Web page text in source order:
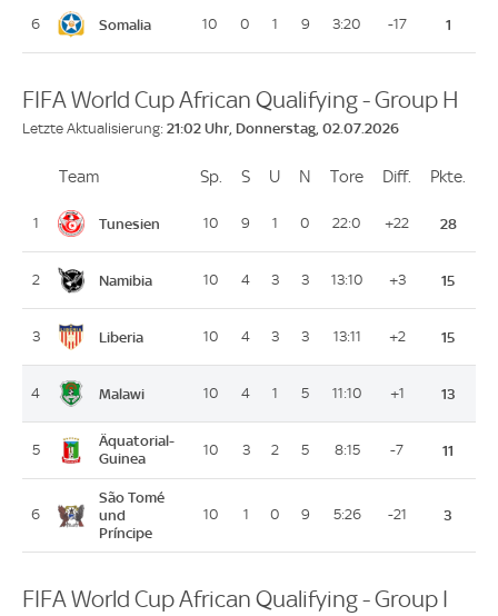
6 Somalia 10 0 1 9 3:20 -17 1
FIFA World Cup African Qualifying - Group H
Letzte Aktualisierung: 21:02 Uhr, Donnerstag, 02.07.2026
PlatzTeam Sp. Spiele
S Siege
U Unentschieden
N Niederlagen
Tore ToreDiff. Differenz
Pkte.
1 Tunesien 10 9 1 0 22:0 +22 28
2 Namibia 10 4 3 3 13:10 +3 15
3 Liberia 10 4 3 3 13:11 +2 15
4 Malawi 10 4 1 5 11:10 +1 13
5
Äquatorial-
Guinea
10 3 2 5 8:15 -7 11
6
São Tomé
und
Príncipe
10 1 0 9 5:26 -21 3
FIFA World Cup African Qualifying - Group I